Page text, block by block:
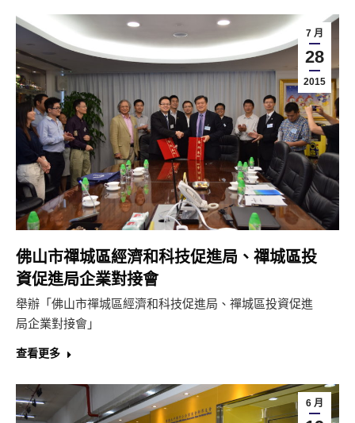
7 月
28
2015
佛山市禪城區經濟和科技促進局、禪城區投
資促進局企業對接會
舉辦「佛山市禪城區經濟和科技促進局、禪城區投資促進
局企業對接會」
查看更多
6 月